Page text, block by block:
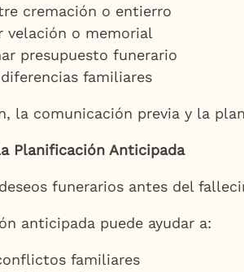
cremación o entierro
velación o memorial
presupuesto funerario
familiares
la comunicación previa y la
Planificación Anticipada
funerarios antes del
anticipada puede ayudar a:
familiares